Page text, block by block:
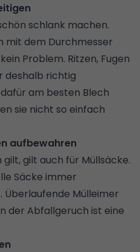
schlank machen.
mit dem Durchmesser
Problem. Ritzen, Fugen
deshalb richtig
am besten Blech
sie nicht so einfach
aufbewahren
gilt auch für Müllsäcke.
Säcke immer
Mülleimer
der Abfallgeruch ist eine